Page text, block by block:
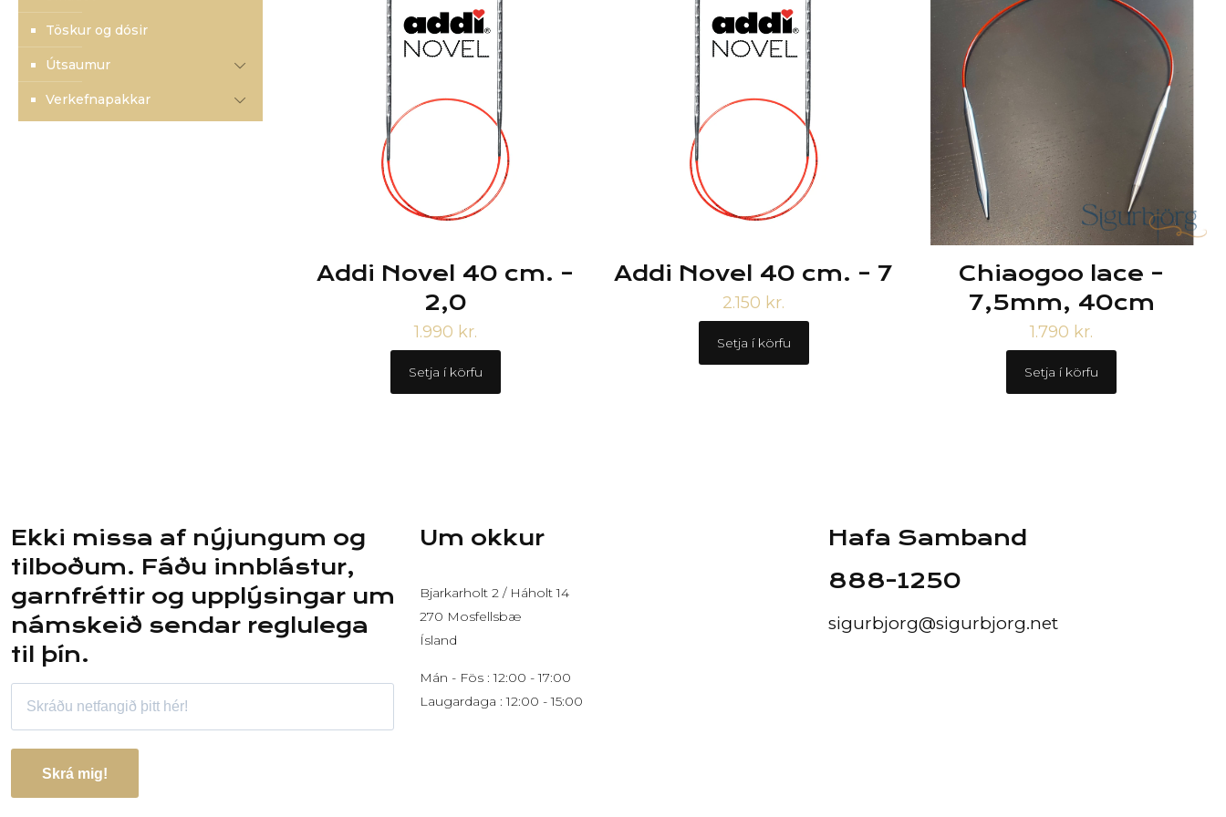
Addi Novel 40 cm. –
2,0
1.990 kr.
Setja í körfu
Addi Novel 40 cm. – 7
2.150 kr.
Setja í körfu
Chiaogoo lace –
7,5mm, 40cm
1.790 kr.
Setja í körfu
Töskur og dósir
Útsaumur
Verkefnapakkar
Ekki missa af nýjungum og
tilboðum. Fáðu innblástur,
garnfréttir og upplýsingar um
námskeið sendar reglulega
til þín.
Skrá mig!
Um okkur
Bjarkarholt 2 / Háholt 14
270 Mosfellsbæ
Ísland
Mán - Fös : 12:00 - 17:00
Laugardaga : 12:00 - 15:00
Hafa Samband
888-1250
sigurbjorg@sigurbjorg.net